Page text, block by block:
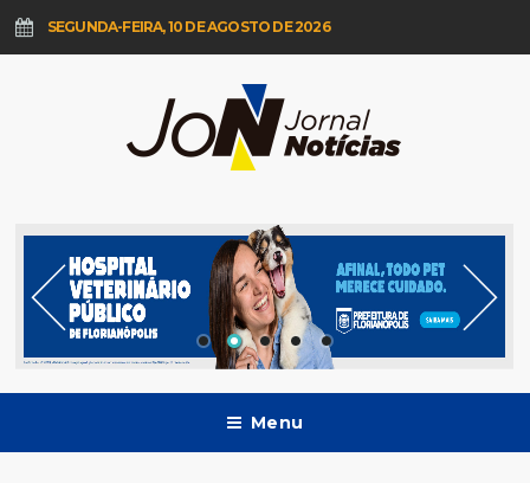
SEGUNDA-FEIRA, 10 DE AGOSTO DE 2026
Menu